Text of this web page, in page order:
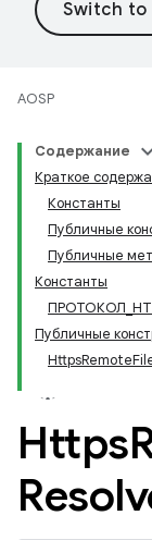
AOSP
Содержание
Краткое
Константы
Публичные
Публичные
Константы
Публичные
Https